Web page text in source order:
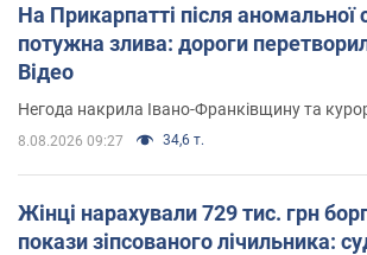
На Прикарпатті після
потужна злива: дороги
Відео
Негода накрила Івано-Франківщину та
8.08.2026 09:27 34,6 т.
Жінці нарахували 729 тис. грн
покази зіпсованого лічильника: